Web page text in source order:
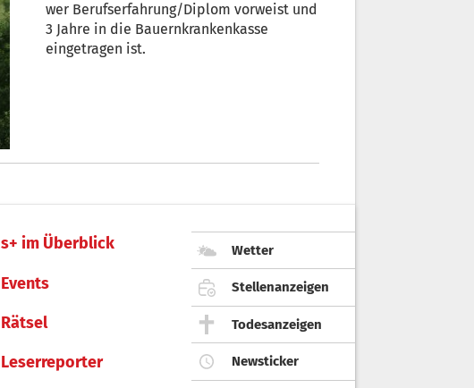
wer Berufserfahrung/Diplom vorweist und
3 Jahre in die Bauernkrankenkasse
eingetragen ist.
s+ im Überblick
Events
Rätsel
Leserreporter
Wetter
Stellenanzeigen
Todesanzeigen
Newsticker